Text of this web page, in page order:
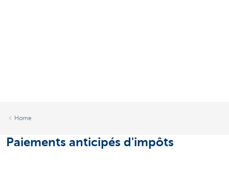
Home
Paiements anticipés d'impôts